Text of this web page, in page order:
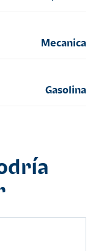
Mecanica
Gasolina